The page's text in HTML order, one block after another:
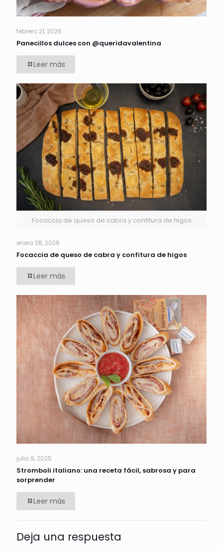
febrero 21, 2026
Panecillos dulces con @queridavalentina
Leer más
Focaccia de queso de cabra y confitura de higos
enero 28, 2026
Focaccia de queso de cabra y confitura de higos
Leer más
julio 9, 2025
Stromboli italiano: una receta fácil, sabrosa y para
sorprender
Leer más
Deja una respuesta